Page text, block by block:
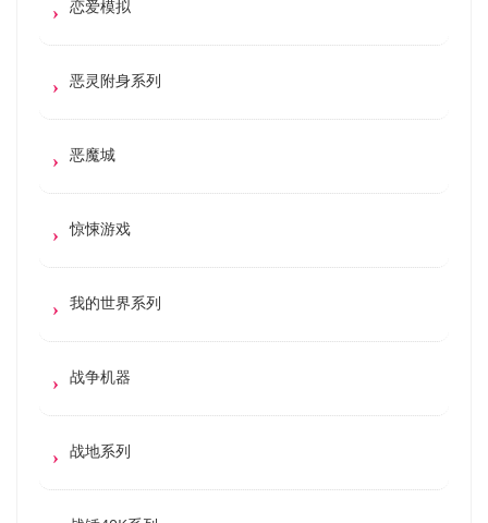
恋爱模拟
恶灵附身系列
恶魔城
惊悚游戏
我的世界系列
战争机器
战地系列